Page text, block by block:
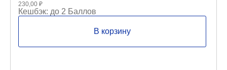
230,00 ₽
Кешбэк: до 2 Баллов
В корзину